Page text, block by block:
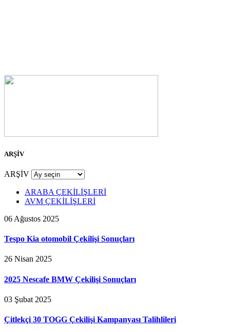
ARŞİV
ARŞİV
ARABA ÇEKİLİŞLERİ
AVM ÇEKİLİŞLERİ
06 Ağustos 2025
Tespo Kia otomobil Çekilişi Sonuçları
26 Nisan 2025
2025 Nescafe BMW Çekilişi Sonuçları
03 Şubat 2025
Çitlekçi 30 TOGG Çekilişi Kampanyası Talihlileri